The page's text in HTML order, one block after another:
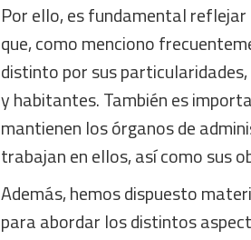
Por ello, es fundamental
que, como menciono
distinto por sus
y habitantes. También es
mantienen los órganos de
trabajan en ellos, así como sus
Además, hemos dispuesto
para abordar los distintos